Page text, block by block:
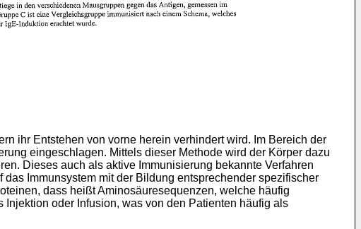
ihr Entstehen von vorne herein verhindert wird. Im Bereich der
eingeschlagen. Mittels dieser Methode wird der Körper dazu
Dieses auch als aktive Immunisierung bekannte Verfahren
Immunsystem mit der Bildung entsprechender spezifischer
dass heißt Aminosäuresequenzen, welche häufig
oder Infusion, was von den Patienten häufig als